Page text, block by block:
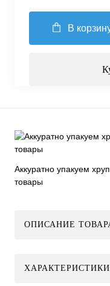
В
Аккуратно упакуем
товары
ОПИСАНИЕ
ХАРАКТЕРИСТИКИ